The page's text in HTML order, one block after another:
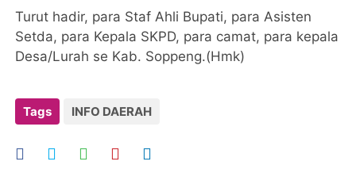
Turut hadir, para Staf Ahli Bupati, para Asisten
Setda, para Kepala SKPD, para camat, para kepala
Desa/Lurah se Kab. Soppeng.(Hmk)
Tags INFO DAERAH